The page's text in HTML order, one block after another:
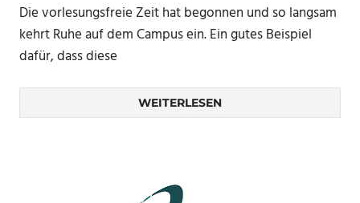
Die vorlesungsfreie Zeit hat begonnen und so langsam
kehrt Ruhe auf dem Campus ein. Ein gutes Beispiel
dafür, dass diese
WEITERLESEN